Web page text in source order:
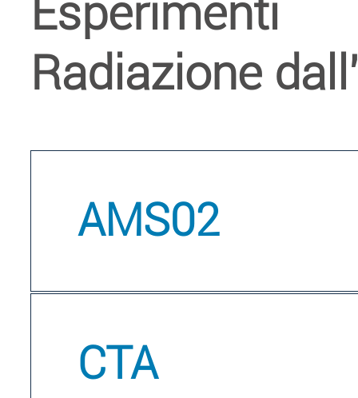
Esperimenti
Radiazione
AMS02
CTA